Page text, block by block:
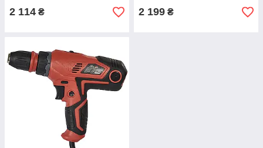
2 114 ₴ 2 199 ₴